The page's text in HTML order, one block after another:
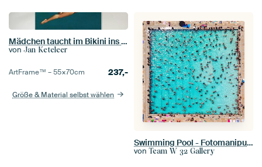
Mädchen taucht im Bikini ins Meer
von Jan Keteleer
ArtFrame™ –55×70cm 237,-
Größe & Material selbst wählen
Swimming Pool - Fotomanipulation - Perspektive 01
von Team W 32 Gallery